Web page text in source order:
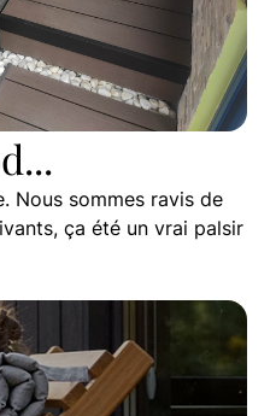
Nous sommes ravis de
ça été un vrai palsir